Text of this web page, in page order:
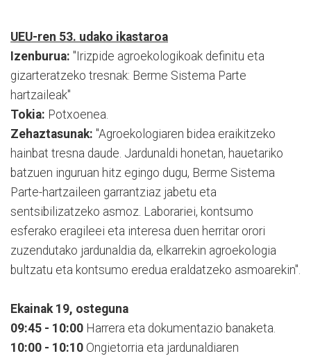
UEU-ren 53. udako ikastaroa
Izenburua: "Irizpide agroekologikoak definitu eta
gizarteratzeko tresnak: Berme Sistema Parte
hartzaileak"
Tokia: Potxoenea.
Zehaztasunak: "Agroekologiaren bidea eraikitzeko
hainbat tresna daude. Jardunaldi honetan, hauetariko
batzuen inguruan hitz egingo dugu, Berme Sistema
Parte-hartzaileen garrantziaz jabetu eta
sentsibilizatzeko asmoz. Laborariei, kontsumo
esferako eragileei eta interesa duen herritar orori
zuzendutako jardunaldia da, elkarrekin agroekologia
bultzatu eta kontsumo eredua eraldatzeko asmoarekin".
Ekainak 19, osteguna
09:45 - 10:00 Harrera eta dokumentazio banaketa.
10:00 - 10:10 Ongietorria eta jardunaldiaren